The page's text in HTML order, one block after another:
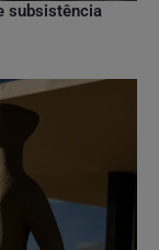
subsistência